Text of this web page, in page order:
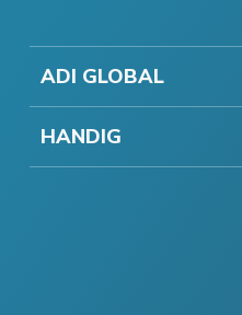
ADI GLOBAL
HANDIG